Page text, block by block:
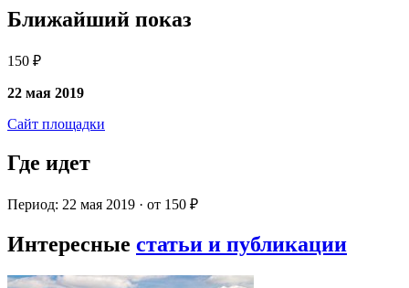
Ближайший показ
150 ₽
22 мая 2019
Сайт площадки
Где идет
Период: 22 мая 2019 · от 150 ₽
Интересные статьи и публикации